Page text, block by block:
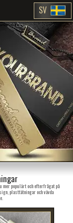
SV
populärt och efterfrågat på
plasttätningar och vävda